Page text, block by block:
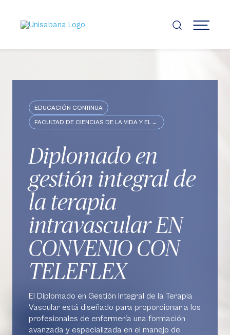
contenido
principal
MENÚ
EDUCACIÓN CONTINUA
FACULTAD DE CIENCIAS DE LA VIDA Y EL BIENESTAR
Diplomado en
gestión integral de
la terapia
intravascular EN
CONVENIO CON
TELEFLEX
El Diplomado en Gestión Integral de la Terapia
Vascular está diseñado para proporcionar a los
profesionales de enfermería una formación
avanzada y especializada en el manejo de